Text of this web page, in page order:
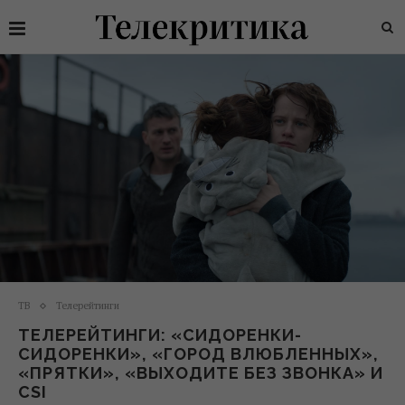
ТВ Телерейтинги
ТЕЛЕРЕЙТИНГИ: «СИДОРЕНКИ-
СИДОРЕНКИ», «ГОРОД ВЛЮБЛЕННЫХ»,
«ПРЯТКИ», «ВЫХОДИТЕ БЕЗ ЗВОНКА» И
CSI